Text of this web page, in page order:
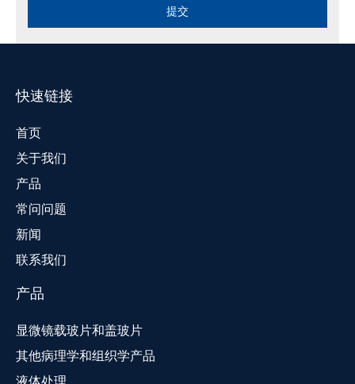
提交
快速链接
首页
关于我们
产品
常问问题
新闻
联系我们
产品
显微镜载玻片和盖玻片
其他病理学和组织学产品